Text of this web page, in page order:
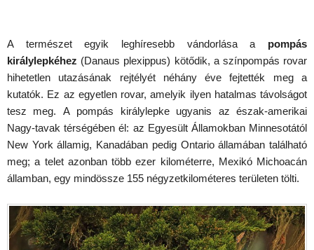
A természet egyik leghíresebb vándorlása a pompás
királylepkéhez (Danaus plexippus) kötődik, a színpompás rovar
hihetetlen utazásának rejtélyét néhány éve fejtették meg a
kutatók. Ez az egyetlen rovar, amelyik ilyen hatalmas távolságot
tesz meg. A pompás királylepke ugyanis az észak-amerikai
Nagy-tavak térségében él: az Egyesült Államokban Minnesotától
New York államig, Kanadában pedig Ontario államában található
meg; a telet azonban több ezer kilométerre, Mexikó Michoacán
államban, egy mindössze 155 négyzetkilométeres területen tölti.